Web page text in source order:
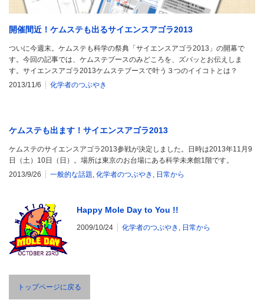
開催間近！ケムステも出るサイエンスアゴラ2013
ついに今週末。ケムステも科学の祭典「サイエンスアゴラ2013」の開幕で
す。今回の記事では、ケムステブースのみどころを、ズバッとお伝えしま
す。サイエンスアゴラ2013ケムステブースで叶う３つのイイコトとは？
2013/11/6
化学者のつぶやき
ケムステも出ます！サイエンスアゴラ2013
ケムステのサイエンスアゴラ2013参戦が決定しました。日時は2013年11月9
日（土）10日（日）。場所は東京のお台場にある科学未来館1階です。
2013/9/26
一般的な話題, 化学者のつぶやき , 日常から
Happy Mole Day to You !!
2009/10/24 化学者のつぶやき , 日常から
トップページに戻る